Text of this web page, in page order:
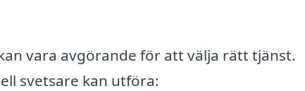
vara avgörande för att välja rätt tjänst.
svetsare kan utföra: